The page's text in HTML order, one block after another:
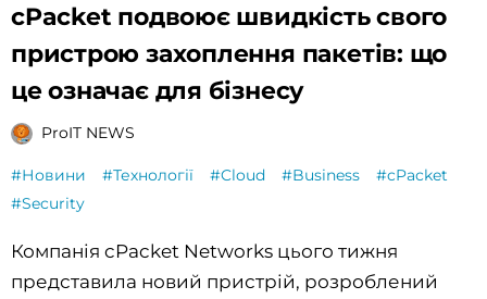
cPacket подвоює швидкість свого
пристрою захоплення пакетів: що
це означає для бізнесу
ProIT NEWS
#Новини #Технології #Cloud #Business
#cPacket
#Security
Компанія cPacket Networks цього тижня
представила новий пристрій, розроблений